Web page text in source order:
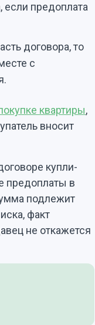
если предоплата
договора, то
с
квартиры,
вносит
купли-
предоплаты в
подлежит
факт
не откажется